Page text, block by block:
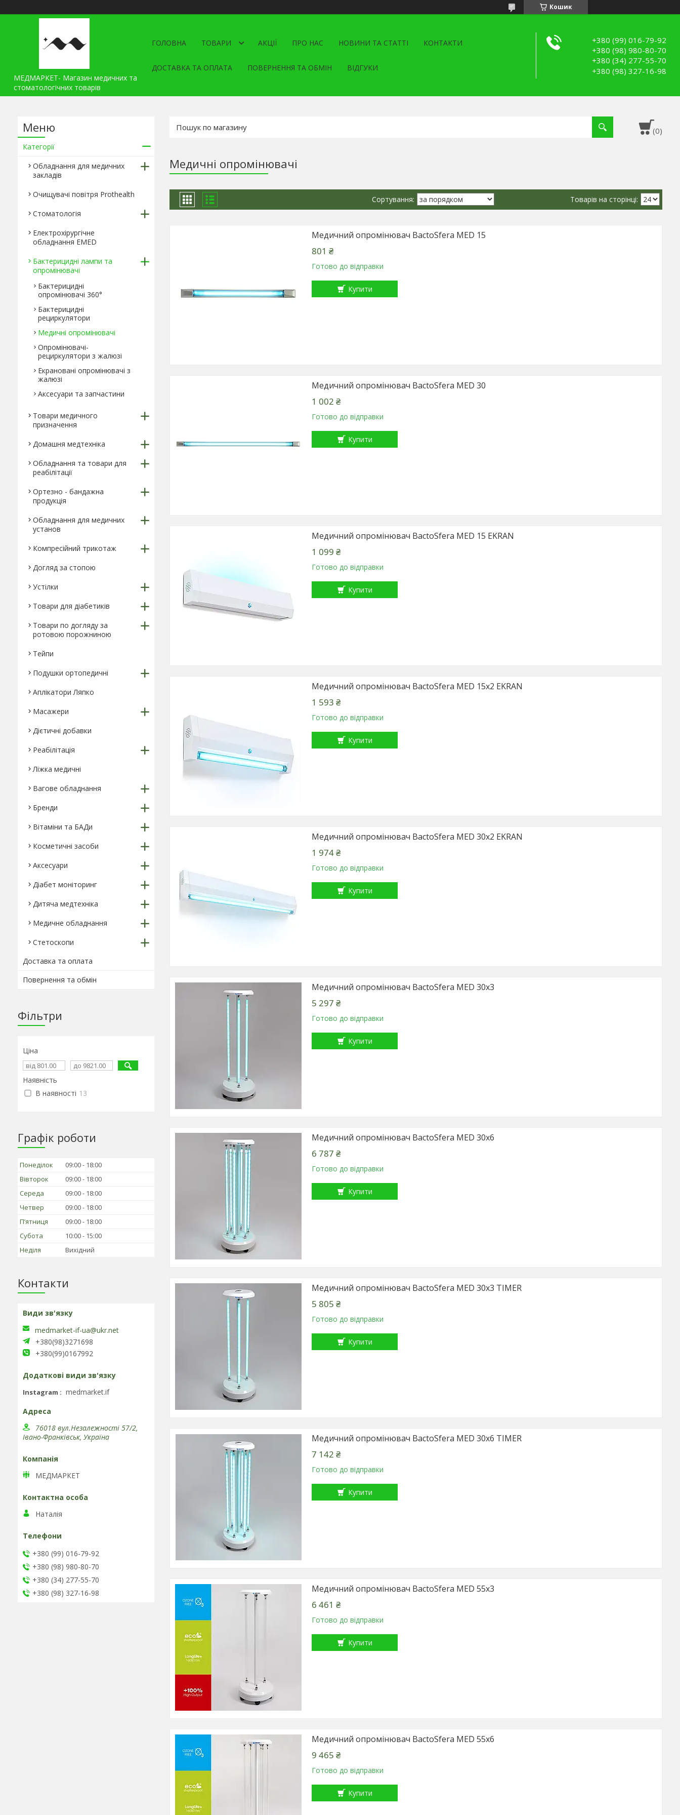
Кошик
МЕДМАРКЕТ- Магазин медичних та
стоматологічних товарів
ГОЛОВНА ТОВАРИ АКЦІЇ ПРО НАС НОВИНИ ТА СТАТТІ КОНТАКТИ
ДОСТАВКА ТА ОПЛАТА ПОВЕРНЕННЯ ТА ОБМІН ВІДГУКИ
+380 (99) 016-79-92
+380 (98) 980-80-70
+380 (34) 277-55-70
+380 (98) 327-16-98
Медичні опромінювачі
Медичний опромінювач BactoSfera MED 15
801 ₴
Готово до відправки
Купити
Медичний опромінювач BactoSfera MED 30
1 002 ₴
Готово до відправки
Купити
Медичний опромінювач BactoSfera MED 15 EKRAN
1 099 ₴
Готово до відправки
Купити
Медичний опромінювач BactoSfera MED 15x2 EKRAN
1 593 ₴
Готово до відправки
Купити
Медичний опромінювач BactoSfera MED 30x2 EKRAN
1 974 ₴
Готово до відправки
Купити
Медичний опромінювач BactoSfera MED 30x3
5 297 ₴
Готово до відправки
Купити
Медичний опромінювач BactoSfera MED 30x6
6 787 ₴
Готово до відправки
Купити
Медичний опромінювач BactoSfera MED 30x3 TIMER
5 805 ₴
Готово до відправки
Купити
Медичний опромінювач BactoSfera MED 30x6 TIMER
7 142 ₴
Готово до відправки
Купити
Медичний опромінювач BactoSfera MED 55x3
6 461 ₴
Готово до відправки
Купити
Медичний опромінювач BactoSfera MED 55x6
9 465 ₴
Готово до відправки
Купити
Категорії
Обладнання для медичних
закладів
Очищувачі повітря Prothealth
Стоматологія
Електрохірургічне
обладнання EMED
Бактерицидні лампи та
опромінювачі
Бактерицидні
опромінювачі 360°
Бактерицидні
рециркулятори
Медичні опромінювачі
Опромінювачі-
рециркулятори з жалюзі
Екрановані опромінювачі з
жалюзі
Аксесуари та запчастини
Товари медичного
призначення
Домашня медтехніка
Обладнання та товари для
реабілітації
Ортезно - бандажна
продукція
Обладнання для медичних
установ
Компресійний трикотаж
Догляд за стопою
Устілки
Товари для діабетиків
Товари по догляду за
ротовою порожниною
Тейпи
Подушки ортопедичні
Аплікатори Ляпко
Масажери
Дієтичні добавки
Реабілітація
Ліжка медичні
Вагове обладнання
Бренди
Вітаміни та БАДи
Косметичні засоби
Аксесуари
Діабет моніторинг
Дитяча медтехніка
Медичне обладнання
Стетоскопи
Доставка та оплата
Повернення та обмін
Фільтри
Ціна
Наявність
В наявності 13
Графік роботи
Понеділок 09:00
18:00
Вівторок
09:00
18:00
Середа
09:00
18:00
Четвер
09:00
18:00
Пʼятниця
09:00
18:00
Субота
10:00
15:00
Неділя
Вихідний
Контакти
medmarket-if-ua@ukr.net
+380(98)3271698
+380(99)0167992
Instagram medmarket.if
76018 вул.Незалежності 57/2,
Івано-Франківськ, Україна
МЕДМАРКЕТ
Наталія
+380 (99) 016-79-92
+380 (98) 980-80-70
+380 (34) 277-55-70
+380 (98) 327-16-98